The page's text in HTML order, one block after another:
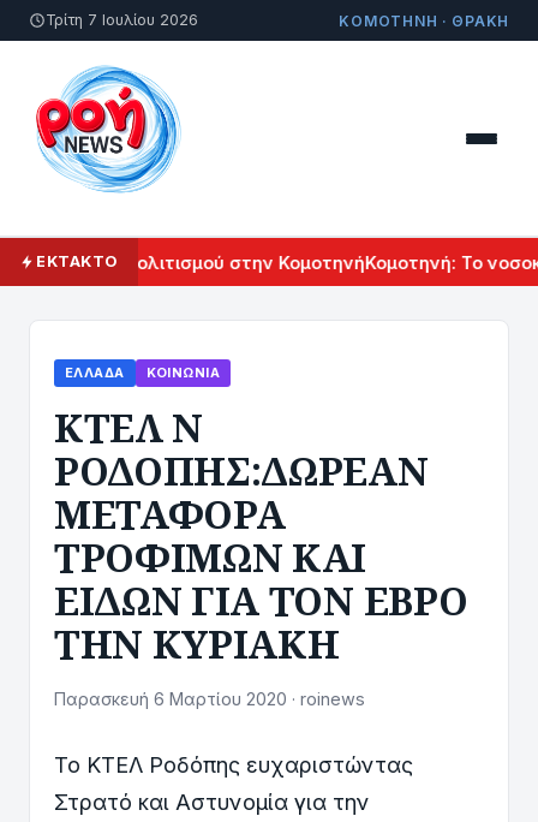
Τρίτη 7 Ιουλίου 2026 ΚΟΜΟΤΗΝΗ · ΘΡΑΚΗ
ΕΚΤΑΚΤΟ
Αρμενικού Πολιτισμού στην ΚομοτηνήΚομοτηνή: Το
ΕΛΛΆΔΑ ΚΟΙΝΩΝΊΑ
ΚΤΕΛ Ν
ΡΟΔΟΠΗΣ:ΔΩΡΕΑΝ
ΜΕΤΑΦΟΡΑ
ΤΡΟΦΙΜΩΝ ΚΑΙ
ΕΙΔΩΝ ΓΙΑ ΤΟΝ ΕΒΡΟ
ΤΗΝ ΚΥΡΙΑΚΗ
Παρασκευή 6 Μαρτίου 2020 · roinews
Το ΚΤΕΛ Ροδόπης ευχαριστώντας
Στρατό και Αστυνομία για την